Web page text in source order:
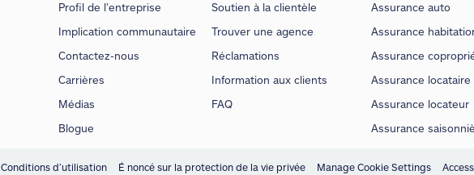
Profil de l’entreprise
Implication communautaire
Contactez-nous
Carrières
Médias
Blogue
Soutien à la clientèle
Trouver une agence
Réclamations
Information aux clients
FAQ
Assurance auto
Assurance
Assurance
Assurance locataire
Assurance locateur
Assurance
Conditions d’utilisation É noncé sur la protection de la vie privée Manage Cookie Settings